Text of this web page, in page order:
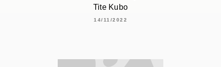
Tite Kubo
14/11/2022